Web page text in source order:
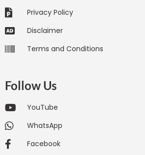
Privacy Policy
Disclaimer
Terms and Conditions
Follow Us
YouTube
WhatsApp
Facebook